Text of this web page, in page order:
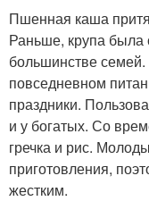
Пшенная каша
Раньше, крупа была
большинстве
повседневном
праздники.
и у богатых. Со
гречка и рис.
приготовления,
жестким.